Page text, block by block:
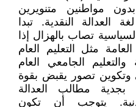
مواطنين متنويرين
العدالة النقدية. تبدا
تصاب بالهزال إذا
مثل التعليم العام
والتعليم الجامعي العام
وتكوين تصور يقبض بقوة
مطالب العدالة
يتوجب أن تكون